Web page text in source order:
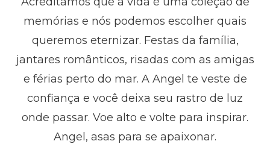
memórias e nós podemos escolher quais
queremos eternizar. Festas da família,
jantares românticos, risadas com as amigas
e férias perto do mar. A Angel te veste de
confiança e você deixa seu rastro de luz
onde passar. Voe alto e volte para inspirar.
Angel, asas para se apaixonar.